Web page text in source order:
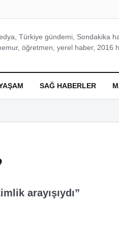
Türkiye gündemi, Sondakika
öğretmen, yerel haber, 2016
SAĞ HABERLER
arayışıydı”